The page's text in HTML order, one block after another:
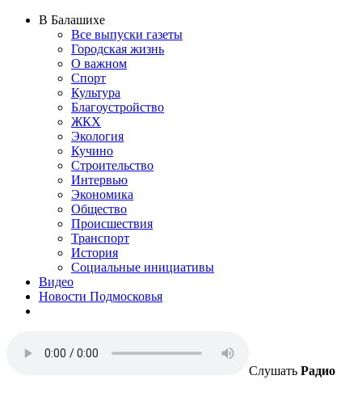
В Балашихе
Все выпуски газеты
Городская жизнь
О важном
Спорт
Культура
Благоустройство
ЖКХ
Экология
Кучино
Строительство
Интервью
Экономика
Общество
Происшествия
Транспорт
История
Социальные инициативы
Видео
Новости Подмосковья
Слушать Радио